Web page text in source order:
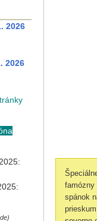
famózny
spánok
2026
2026